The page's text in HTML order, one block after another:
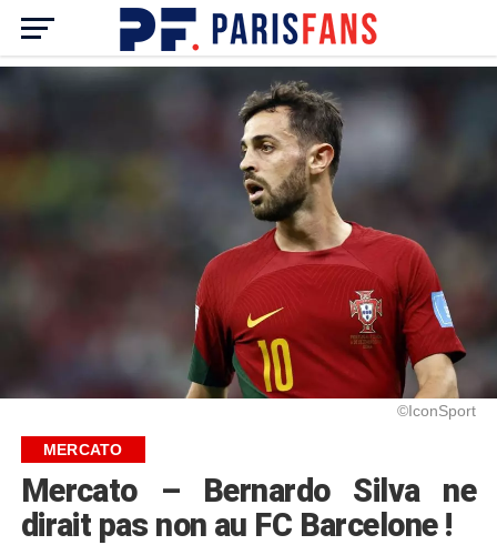
©IconSport
MERCATO
Mercato – Bernardo Silva ne
dirait pas non au FC Barcelone !